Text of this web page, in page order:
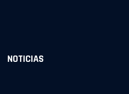
NOTICIAS